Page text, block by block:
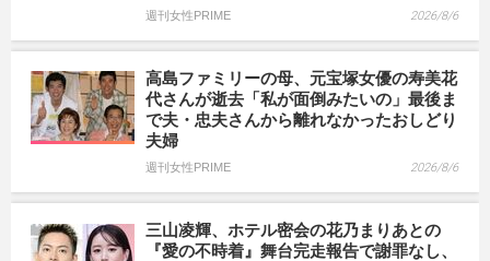
週刊女性PRIME 2026/8/6
高島ファミリーの母、元宝塚女優の寿美花
代さんが逝去「私が面倒みたいの」最後ま
で夫・忠夫さんから離れなかったおしどり
夫婦
週刊女性PRIME 2026/8/6
三山凌輝、ホテル密会の花乃まりあとの
『愛の不時着』舞台完走報告で謝罪なし、